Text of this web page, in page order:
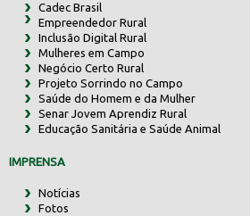
Cadec Brasil
Empreendedor Rural
Inclusão Digital Rural
Mulheres em Campo
Negócio Certo Rural
Projeto Sorrindo no Campo
Saúde do Homem e da Mulher
Senar Jovem Aprendiz Rural
Educação Sanitária e Saúde Animal
IMPRENSA
Notícias
Fotos